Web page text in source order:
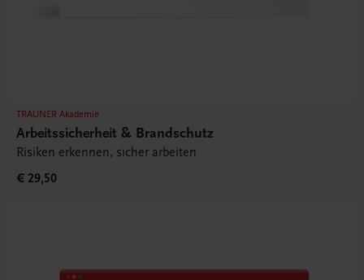
TRAUNER Akademie
Arbeitssicherheit & Brandschutz
Risiken erkennen, sicher arbeiten
€ 29,50